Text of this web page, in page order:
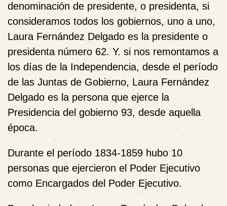
denominación de presidente, o presidenta, si
consideramos todos los gobiernos, uno a uno,
Laura Fernández Delgado es la presidente o
presidenta número 62. Y. si nos remontamos a
los días de la Independencia, desde el período
de las Juntas de Gobierno, Laura Fernández
Delgado es la persona que ejerce la
Presidencia del gobierno 93, desde aquella
época.
Durante el período 1834-1859 hubo 10
personas que ejercieron el Poder Ejecutivo
como Encargados del Poder Ejecutivo.